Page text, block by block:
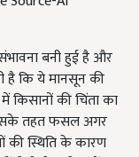
बनी हुई है और
है कि ये मानसून की
की चिंता का
तहत फसल अगर
की स्थिति के कारण